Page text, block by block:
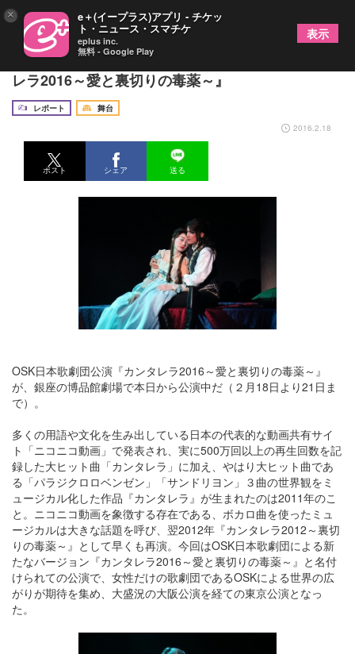
OSK日本歌劇団が銀座博品館劇場に登場！『カンタ
レラ2016～愛と裏切りの毒薬～』
レポート
舞台
2016.2.18
ポスト シェア 送る
OSK日本歌劇団公演『カンタレラ2016～愛と裏切りの毒薬～』
が、銀座の博品館劇場で本日から公演中だ（２月18日より21日ま
で）。
多くの用語や文化を生み出している日本の代表的な動画共有サイ
ト「ニコニコ動画」で発表され、実に500万回以上の再生回数を記
録した大ヒット曲「カンタレラ」に加え、やはり大ヒット曲であ
る「パラジクロロベンゼン」「サンドリヨン」３曲の世界観をミ
ュージカル化した作品『カンタレラ』が生まれたのは2011年のこ
と。ニコニコ動画を象徴する存在である、ボカロ曲を使ったミュ
ージカルは大きな話題を呼び、翌2012年『カンタレラ2012～裏切
りの毒薬～』として早くも再演。今回はOSK日本歌劇団による新
たなバージョン『カンタレラ2016～愛と裏切りの毒薬～』と名付
けられての公演で、女性だけの歌劇団であるOSKによる世界の広
がりが期待を集め、大盛況の大阪公演を経ての東京公演となっ
た。
× e＋(イープラス)アプリ - チケッ
ト・ニュース・スマチケ
eplus inc.
無料 - Google Play
表示